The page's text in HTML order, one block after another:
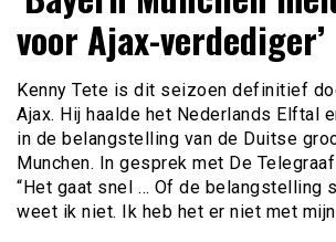
voor Ajax-verdediger’
Kenny Tete is dit seizoen definitief
Ajax. Hij haalde het Nederlands Elftal
in de belangstelling van de Duitse
Munchen. In gesprek met De
“Het gaat snel … Of de belangstelling
weet ik niet. Ik heb het er niet met mijn